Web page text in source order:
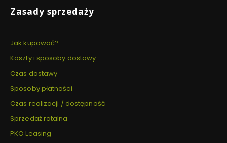
Zasady sprzedaży
Jak kupować?
Koszty i sposoby dostawy
Czas dostawy
Sposoby płatności
Czas realizacji / dostępność
Sprzedaż ratalna
PKO Leasing